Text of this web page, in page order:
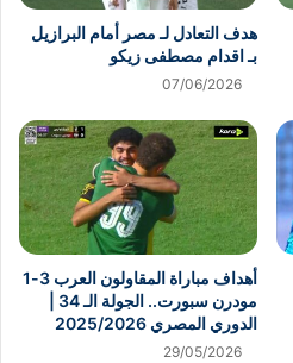
هدف التعادل لـ مصر أمام البرازيل
بـ اقدام مصطفى زيكو
07/06/2026
أهداف مباراة المقاولون العرب 3-1
الدوري المصري 2025/2026
29/05/2026